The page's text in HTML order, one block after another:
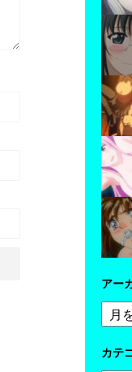
アー
ア
ー
イ
カテ